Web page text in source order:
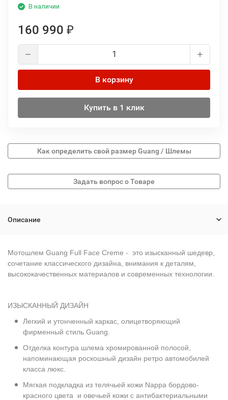
В наличии
160 990 ₽
В корзину
Купить в 1 клик
Как определить свой размер Guang / Шлемы
Описание
Мотошлем Guang Full Face Creme - это изысканный шедевр,
сочетание классического дизайна, внимания к деталям,
высококачественных материалов и современных технологии.
ИЗЫСКАННЫЙ ДИЗАЙН
Легкий и утонченный каркас, олицетворяющий
фирменный стиль Guang.
Отделка контура шлема хромированной полосой,
напоминающая роскошный дизайн ретро автомобилей
класса люкс.
Мягкая подкладка из телячьей кожи Nappa бордово-
красного цвета и овечьей кожи с антибактериальными